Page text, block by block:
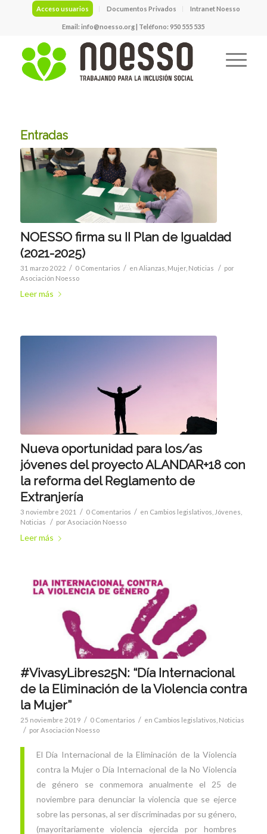
Acceso usuarios Documentos Privados Intranet Noesso
Email:info@noesso.org| Teléfono: 950 555 535
Entradas
NOESSO firma su II Plan de Igualdad
(2021-2025)
31 marzo 2022 / 0 Comentarios / en Alianzas Mujer, Noticias / por
Asociación Noesso
Leer más
Nueva oportunidad para los/as
jóvenes del proyecto ALANDAR+18 con
la reforma del Reglamento de
Extranjería
3 noviembre 2021 / 0 Comentarios / en Cambios legislativos Jóvenes
Noticias
/ porAsociación Noesso
Leer más
#VivasyLibres25N: “Día Internacional
de la Eliminación de la Violencia contra
la Mujer”
25 noviembre 2019 / 0 Comentarios / en Cambios legislativos Noticias
/ porAsociación Noesso
El Día Internacional de la Eliminación de la Violencia
contra la Mujer o Día Internacional de la No Violencia
de género se conmemora anualmente el 25 de
noviembre para denunciar la violencia que se ejerce
sobre las personas, al ser discriminadas por su género,
(mayoritariamente violencia ejercida por hombres